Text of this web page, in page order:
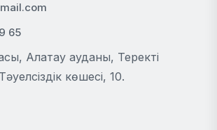
65
Алатау ауданы, Теректі
көшесі, 10.